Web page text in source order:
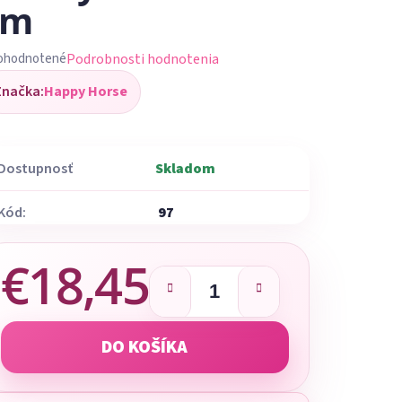
Podrobnosti hodnotenia
Happy Horse
Skladom
97
€18,45
Jednotková cena:
DO KOŠÍKA